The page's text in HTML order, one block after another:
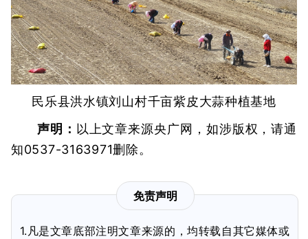
民乐县洪水镇刘山村千亩紫皮大蒜种植基地
声明： 以上文章来源央广网，如涉版权，请通
知0537-3163971删除。
免责声明
1.凡是文章底部注明文章来源的，均转载自其它媒体或